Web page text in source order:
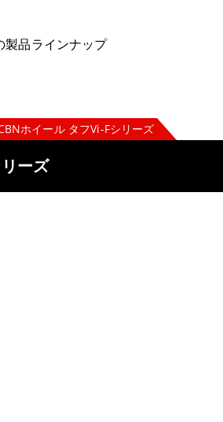
製品ラインナップ
ホイール タフVi-Fシリーズ
ーズ